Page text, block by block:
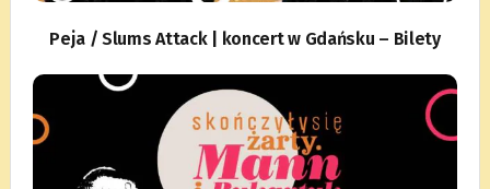
Peja / Slums Attack | koncert w Gdańsku – Bilety